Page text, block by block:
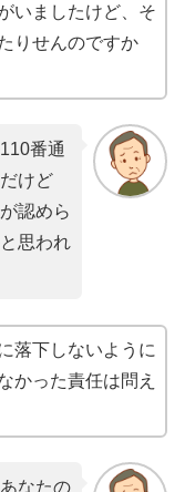
いましたけど、そ
りせんのですか
番通
けど
認めら
思われ
下しないように
かった責任は問え
なたの